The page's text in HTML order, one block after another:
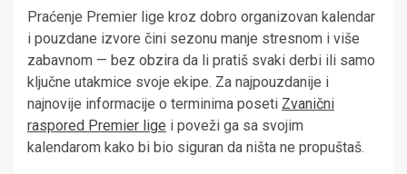
Praćenje Premier lige kroz dobro organizovan kalendar
i pouzdane izvore čini sezonu manje stresnom i više
zabavnom — bez obzira da li pratiš svaki derbi ili samo
ključne utakmice svoje ekipe. Za najpouzdanije i
najnovije informacije o terminima poseti Zvanični
raspored Premier lige i poveži ga sa svojim
kalendarom kako bi bio siguran da ništa ne propuštaš.